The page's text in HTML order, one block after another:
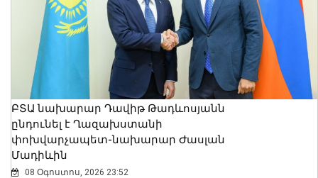
ԲՏԱ նախարար Դավիթ Թադևոսյանն
ընդունել է Ղազախստանի
փոխվարչապետ-նախարար Ժասլան
Մադիևին
08 Օգոստոս, 2026 23:52